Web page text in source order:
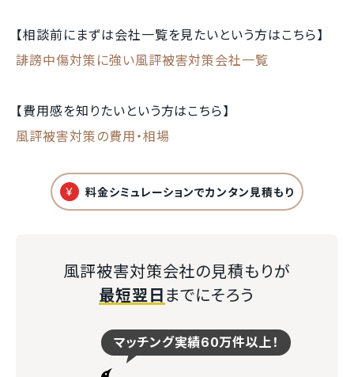
【相談前にまずは会社一覧を見たいという方はこちら】
誹謗中傷対策に強い風評被害対策会社一覧
【費用感を知りたいという方はこちら】
風評被害対策の費用・相場
¥ 料金シミュレーションでカンタン見積もり
風評被害対策会社の見積もりが
最短翌日 までにそろう
マッチング実績60万件以上！